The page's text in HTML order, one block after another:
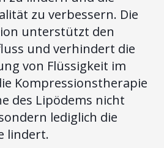
zu verbessern. Die
unterstützt den
und verhindert die
von Flüssigkeit im
Kompressionstherapie
des Lipödems nicht
lediglich die
lindert.